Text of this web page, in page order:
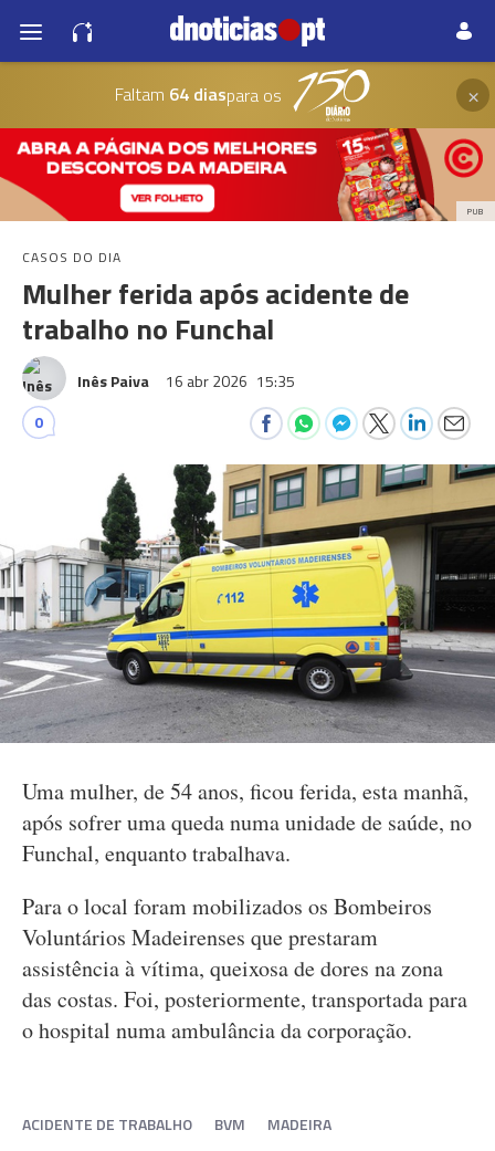
Faltam 64 diaspara os ×
PUB
CASOS DO DIA
Mulher ferida após acidente de
trabalho no Funchal
Inês Paiva 16 abr 2026 15:35
0
Uma mulher, de 54 anos, ficou ferida, esta manhã,
após sofrer uma queda numa unidade de saúde, no
Funchal, enquanto trabalhava.
Para o local foram mobilizados os Bombeiros
Voluntários Madeirenses que prestaram
assistência à vítima, queixosa de dores na zona
das costas. Foi, posteriormente, transportada para
o hospital numa ambulância da corporação.
ACIDENTE DE TRABALHO BVM MADEIRA